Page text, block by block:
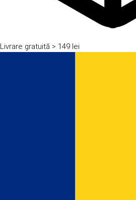
Livrare gratuită > 149 lei